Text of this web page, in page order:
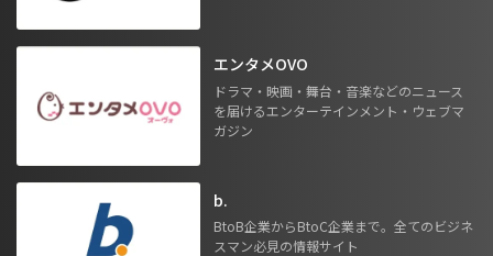
エンタメOVO
ドラマ・映画・舞台・音楽などのニュース
を届けるエンターテインメント・ウェブマ
ガジン
b.
BtoB企業からBtoC企業まで。全てのビジネ
スマン必見の情報サイト